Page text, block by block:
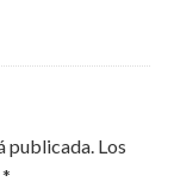
publicada. Los
*